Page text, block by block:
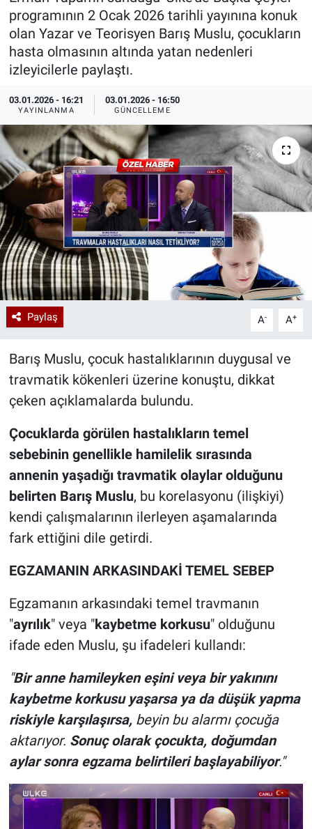
programının 2 Ocak 2026 tarihli yayınına konuk
olan Yazar ve Teorisyen Barış Muslu, çocukların
hasta olmasının altında yatan nedenleri
izleyicilerle paylaştı.
03.01.2026 - 16:21
YAYINLANMA
03.01.2026 - 16:50
GÜNCELLEME
Paylaş A- A+
Barış Muslu, çocuk hastalıklarının duygusal ve
travmatik kökenleri üzerine konuştu, dikkat
çeken açıklamalarda bulundu.
Çocuklarda görülen hastalıkların temel
sebebinin genellikle hamilelik sırasında
annenin yaşadığı travmatik olaylar olduğunu
belirten Barış Muslu, bu korelasyonu (ilişkiyi)
kendi çalışmalarının ilerleyen aşamalarında
fark ettiğini dile getirdi.
EGZAMANIN ARKASINDAKİ TEMEL SEBEP
Egzamanın arkasındaki temel travmanın
"ayrılık" veya "kaybetme korkusu" olduğunu
ifade eden Muslu, şu ifadeleri kullandı:
"Bir anne hamileyken eşini veya bir yakınını
kaybetme korkusu yaşarsa ya da düşük yapma
riskiyle karşılaşırsa,beyin bu alarmı çocuğa
aktarıyor. Sonuç olarak çocukta, doğumdan
aylar sonra egzama belirtileri başlayabiliyor."
Özel Haberler
Yazarlar
Dünya
Medya
Özel Haberler
Kadın
Erişim Bilgileri
Sağlık
Teknoloji
Ramazan
Haber Arşivi